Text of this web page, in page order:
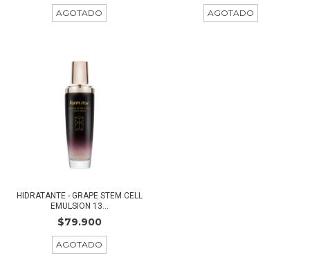
AGOTADO AGOTADO
HIDRATANTE - GRAPE STEM CELL
EMULSION 13...
$79.900
AGOTADO